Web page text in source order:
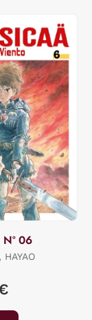
Nº 06
HAYAO